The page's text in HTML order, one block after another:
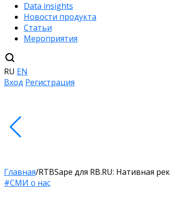
Data insights
Новости продукта
Статьи
Мероприятия
RU EN
Вход Регистрация
Главная/RTBSape для RB.RU: Нативная
#СМИ о нас